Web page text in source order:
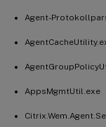
Agent-
AppsMgmtUtil.exe